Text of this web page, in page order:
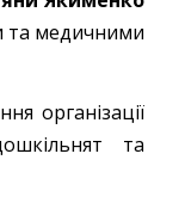
та медичними
організації
та